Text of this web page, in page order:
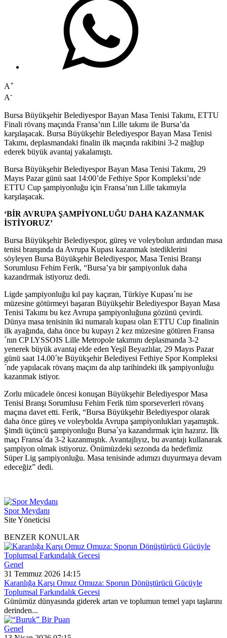
A+
A-
Bursa Büyükşehir Belediyespor Bayan Masa Tenisi Takımı, ETTU
Finali rövanş maçında Fransa’nın Lille takımı ile Bursa’da
karşılaşacak. Bursa Büyükşehir Belediyespor Bayan Masa Tenisi
Takımı, deplasmandaki finalin ilk maçında rakibini 3-2 mağlup
ederek büyük avantaj yakalamıştı.
Bursa Büyükşehir Belediyespor Bayan Masa Tenisi Takımı, 29
Mayıs Pazar günü saat 14:00’de Fethiye Spor Kompleksi’nde
ETTU Cup şampiyonluğu için Fransa’nın Lille takımıyla
karşılaşacak.
‘BİR AVRUPA ŞAMPİYONLUĞU DAHA KAZANMAK
İSTİYORUZ’
Bursa Büyükşehir Belediyespor, güreş ve voleybolun ardından masa
tenisi branşında da Avrupa Kupası kazanmak istediklerini
söyleyen Bursa Büyükşehir Belediyespor, Masa Tenisi Branşı
Sorumlusu Fehim Ferik, “Bursa’ya bir şampiyonluk daha
kazandrmak istiyoruz dedi.
Ligde şampiyonluğu kıl pay kaçıran, Türkiye Kupası´nı ise
müzesine götürmeyi başaran Büyükşehir Belediyespor Bayan Masa
Tenisi Takımı bu kez Avrupa şampiyonluğuna gözünü çevirdi.
Dünya masa tenisinin iki numaralı kupası olan ETTU Cup finalinin
ilk ayağında, daha önce bu kupayı 2 kez müzesine götüren Fransa
´nın CP LYSSOIS Lille Metropole takımını deplasmanda 3-2
yenerek büyük avantaj elde eden Yeşil Beyazlılar, 29 Mayıs Pazar
günü saat 14.00´te Büyükşehir Belediyesi Fethiye Spor Kompleksi
´nde yapılacak rövanş maçını da alıp tarihindeki ilk şampiyonluğu
kazanmak istiyor.
Zorlu mücadele öncesi konuşan Büyükşehir Belediyespor Masa
Tenisi Branşı Sorumlusu Fehim Ferik tüm sporseverleri rövanş
maçına davet etti. Ferik, “Bursa Büyükşehir Belediyespor olarak
daha önce güreş ve voleybolda Avrupa şampiyonlukları yaşamıştık.
Şimdi üçüncü şampiyonluğu Bursa´ya kazandırmak için hazırız. İlk
maçı Fransa´da 3-2 kazanmıştık. Avantajlıyız, bu avantajı kullanarak
şampiyon olmak istiyoruz. Önümüzdeki sezonda da hedefimiz
Süper Lig şampiyonluğu. Masa tenisinde adımızı duyurmaya devam
edeceğiz” dedi.
Spor Meydanı
Site Yöneticisi
BENZER KONULAR
Genel
31 Temmuz 2026 14:15
Karanlığa Karşı Omuz Omuza: Sporun Dönüştürücü Gücüyle
Toplumsal Farkındalık Gecesi
Günümüz dünyasında giderek artan ve toplumun temel yapı taşlarını
derinden...
Genel